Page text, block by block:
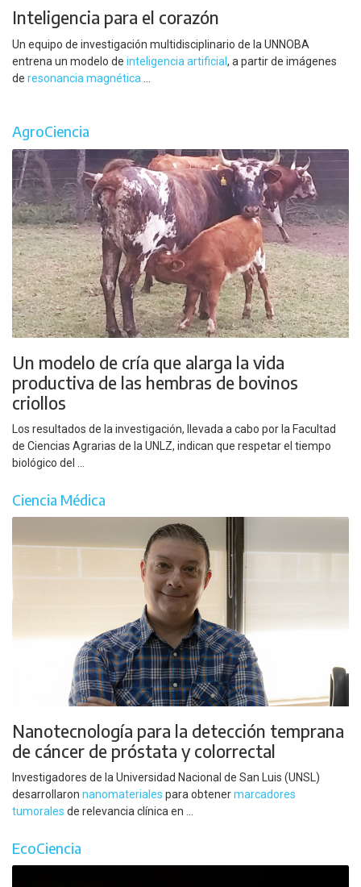
Inteligencia para el corazón
Un equipo de investigación multidisciplinario de la UNNOBA
entrena un modelo de inteligencia artificial , a partir de imágenes
de resonancia magnética
AgroCiencia
Un modelo de cría que alarga la vida
productiva de las hembras de bovinos
criollos
Los resultados de la investigación, llevada a cabo por la Facultad
de Ciencias Agrarias de la UNLZ, indican que respetar el tiempo
biológico del ...
Ciencia Médica
Nanotecnología para la detección temprana
de cáncer de próstata y colorrectal
Investigadores de la Universidad Nacional de San Luis (UNSL)
desarrollaron nanomateriales para obtenermarcadores
tumorales de relevancia clínica en ...
EcoCiencia